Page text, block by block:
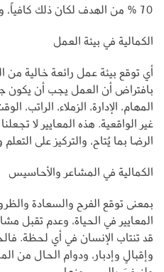
70 % من الهدف لكان ذلك كافياً، ويُعدُّ إنجازاً لا يُستهان به.
الكمالية في بيئة العمل
أي توقع بيئة عمل رائعة خالية من
بافتراض أن العمل يجب أن يكون
المهام، الإدارة، الزملاء، الراتب،
غير الواقعية. هذه المعايير لا
الرضا بما يُتاح، والتركيز على
الكمالية في المشاعر والأحاسيس
بمعنى توقع الفرح والسعادة
المعايير في الحياة، وعدم تقبل
قد تنتاب الإنسان في أي لحظة.
وإقبالٍ وإدبار، ودوام الحال من